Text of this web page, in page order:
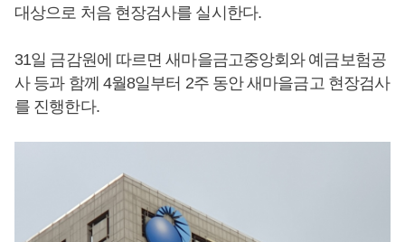
대상으로 처음 현장검사를 실시한다.
31일 금감원에 따르면 새마을금고중앙회와 예금보험공
사 등과 함께 4월8일부터 2주 동안 새마을금고 현장검사
를 진행한다.